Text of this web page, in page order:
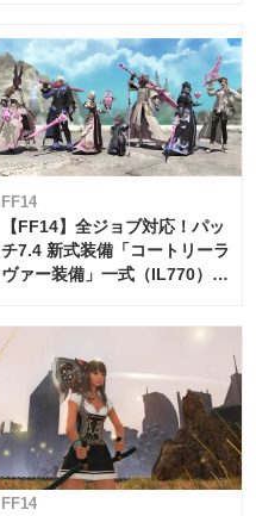
FF14
【FF14】全ジョブ対応！パッ
チ7.4 新式装備「コートリーラ
ヴァー装備」一式（IL770）の
FF14